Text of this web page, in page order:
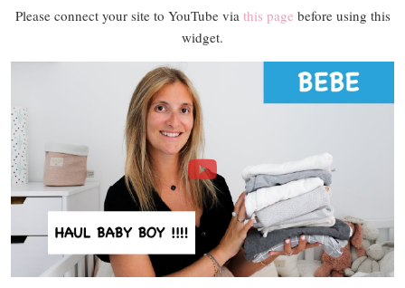
Please connect your site to YouTube via this page before using this
widget.